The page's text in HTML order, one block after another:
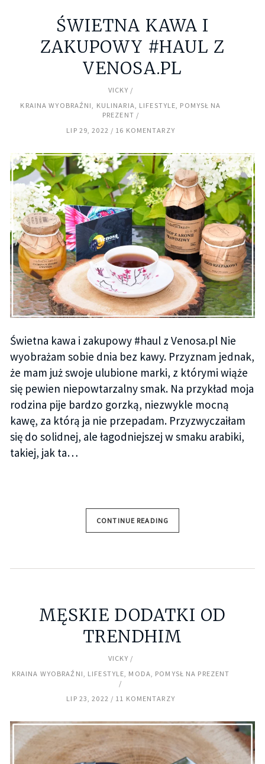
ŚWIETNA KAWA I
ZAKUPOWY #HAUL Z
VENOSA.PL
VICKY
KRAINA WYOBRAŹNI, KULINARIA, LIFESTYLE, POMYSŁ NA
PREZENT
LIP 29, 2022
16 KOMENTARZY
Świetna kawa i zakupowy #haul z Venosa.pl Nie
wyobrażam sobie dnia bez kawy. Przyznam jednak,
że mam już swoje ulubione marki, z którymi wiąże
się pewien niepowtarzalny smak. Na przykład moja
rodzina pije bardzo gorzką, niezwykle mocną
kawę, za którą ja nie przepadam. Przyzwyczaiłam
się do solidnej, ale łagodniejszej w smaku arabiki,
takiej, jak ta…
CONTINUE READING
MĘSKIE DODATKI OD
TRENDHIM
VICKY
KRAINA WYOBRAŹNI, LIFESTYLE, MODA, POMYSŁ NA PREZENT
LIP 23, 2022 11 KOMENTARZY